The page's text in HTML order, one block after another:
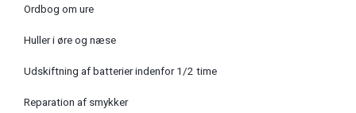
Ordbog om ure
Huller i øre og næse
Udskiftning af batterier indenfor 1/2 time
Reparation af smykker